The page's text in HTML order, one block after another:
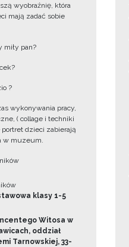
wyobraźnię, która
mają zadać sobie
miły pan?
?
wykonywania pracy,
( collage i techniki
dzieci zabierają
w muzeum.
klasy 1-5
Witosa w
oddział
Tarnowskiej, 33-